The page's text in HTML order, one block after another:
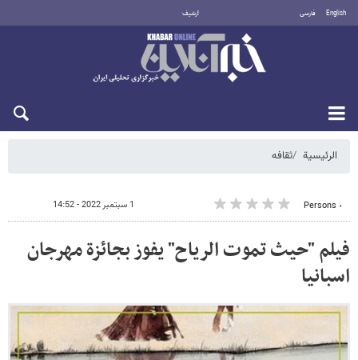
English فارسی أرشيف
الرئيسية ثقافه
٠ Persons 1 سبتمبر 2022 - 14:52
فيلم "حيث تموت الرياح" يفوز بجائزة مهرجان
اسبانيا